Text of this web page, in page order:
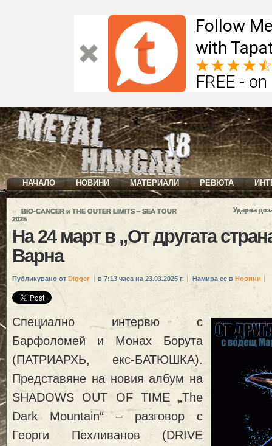
Follow
with
FREE -
НАЧАЛО НОВИНИ МАТЕРИАЛИ РЕВЮТА
«
BIO-CANCER и THE OUTER LIMITS – SEA TOUR
2025
Ударна
На 24 март в „От другата
Варна
Публикувано от Digger в 7:13 часа на 23.03.2025 г. Намира се в Новини
Специално интервю с
Барфоломей и Монах Борута
(ПАТРИАРХЬ, екс-БАТЮШКА).
Представяне на новия албум на
SHADOWS OUT OF TIME „The
Dark Mountain“ – разговор с
Георги Пехливанов (DRIVE